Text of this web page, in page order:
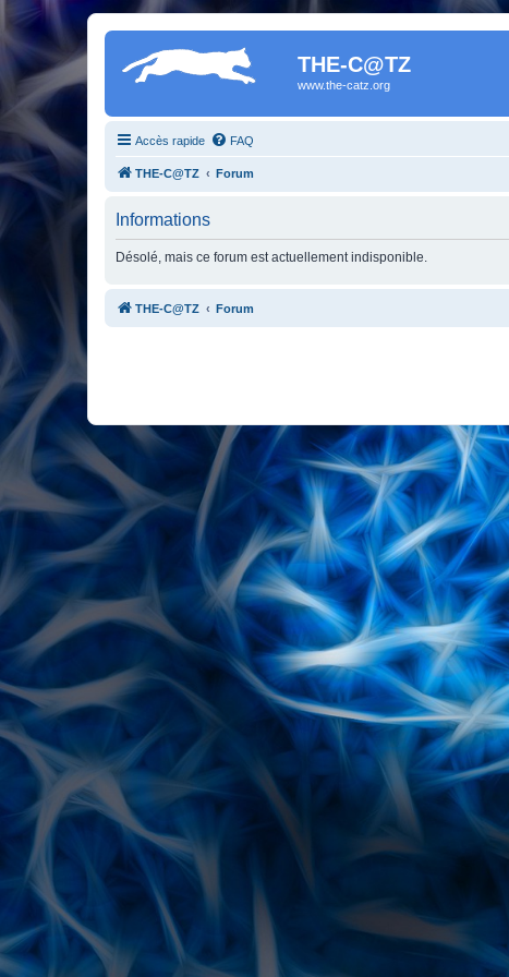
THE-C@TZ
www.the-catz.org
Accès rapide FAQ
THE-C@TZ Forum
Informations
Désolé, mais ce forum est actuellement indisponible.
THE-C@TZ Forum